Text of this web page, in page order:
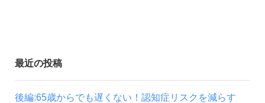
最近の投稿
後編:65歳からでも遅くない！認知症リスクを減らす